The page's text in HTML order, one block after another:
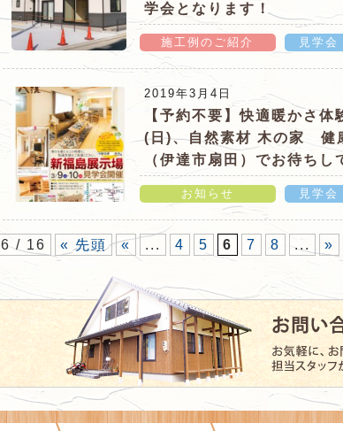
施工例のご紹介 見学会
学会となります！
「３月１６日(土)・１７日(日)をもって閉館い
溝” 平屋のすまい「まちなか展示場」最終見
2019年3月4日
お知らせ 見学会
【予約不要】快適暖かさ
(日)、自然素材 木の家 健
（伊達市扇田）でお待ちし
「【予約不要】快適暖かさ体験会開催！３月
家 健康住宅『博士の家 八溝』福島展示場（
6 / 16 « 先頭 « ... 4 5 6 7 8 ... »